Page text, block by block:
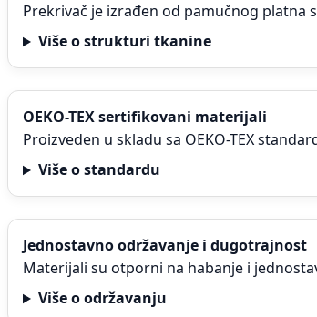
Prekrivač je izrađen od pamučnog platna
Više o strukturi tkanine
OEKO-TEX sertifikovani materijali
Proizveden u skladu sa OEKO-TEX
Više o standardu
Jednostavno održavanje i dugotrajnost
Materijali su otporni na habanje i
Više o održavanju